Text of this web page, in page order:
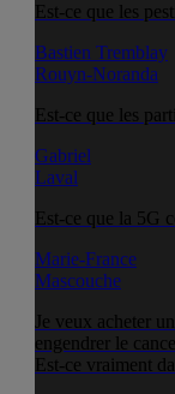
Est-ce que les
Bastien Tremblay
Rouyn-Noranda
Est-ce que les
Gabriel
Laval
Est-ce que la 5G
Marie-France
Mascouche
Je veux acheter
engendrer le
Est-ce vraiment